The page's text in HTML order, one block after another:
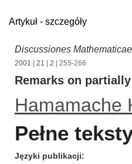
Artykuł - szczegóły
Discussiones
2001 21 2 | 255-266
Remarks on
Hamamache
Pełne
Języki publikacji